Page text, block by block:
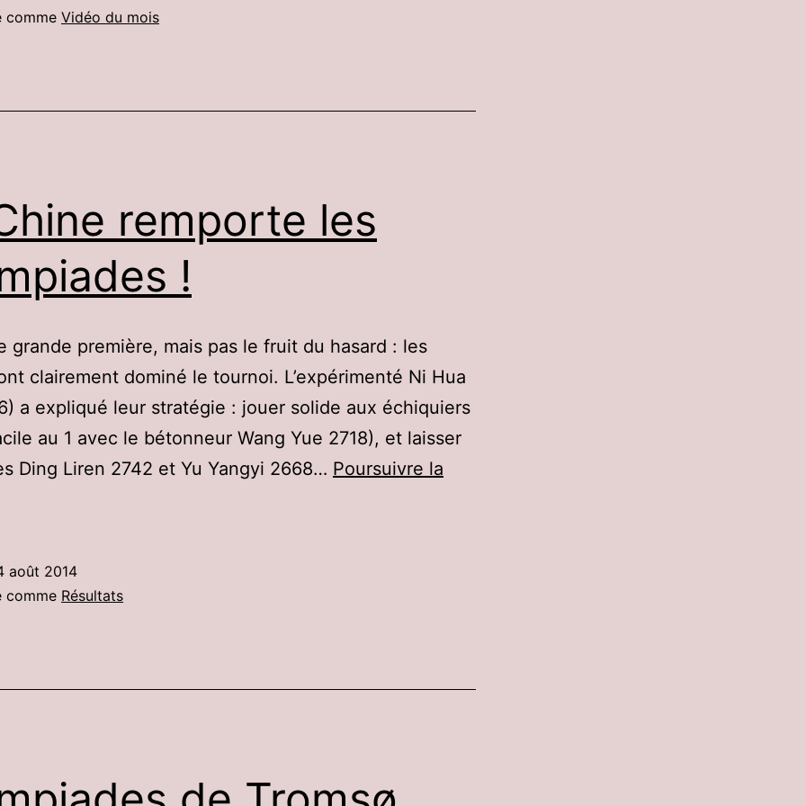
comme Vidéo du mois
remporte les
!
grande première, mais pas le fruit du hasard : les
clairement dominé le tournoi. L’expérimenté Ni Hua
a expliqué leur stratégie : jouer solide aux échiquiers
au 1 avec le bétonneur Wang Yue 2718), et laisser
Ding Liren 2742 et Yu Yangyi 2668… Poursuivre la
août 2014
comme Résultats